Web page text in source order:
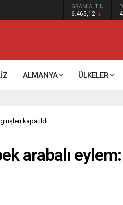
GRAM ALTIN
6.465,12
ALMANYA ÜLKELER
kapatıldı
arabalı